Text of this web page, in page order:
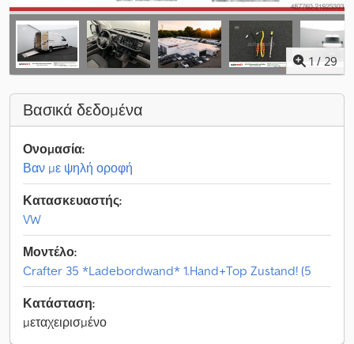
1 /29
Βασικά δεδομένα
Ονομασία:
Βαν με ψηλή οροφή
Κατασκευαστής:
VW
Μοντέλο:
Crafter 35 *Ladebordwand* 1.Hand+Top Zustand! (5
Κατάσταση:
μεταχειρισμένο